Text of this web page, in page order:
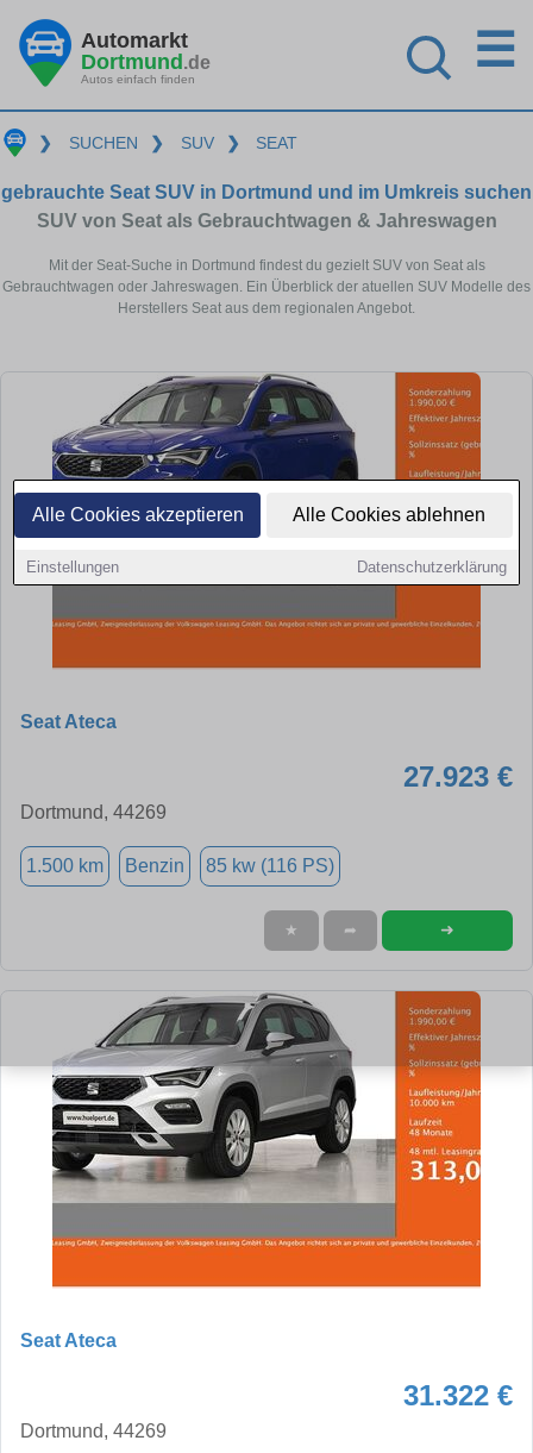
Alle Cookies akzeptieren Alle Cookies ablehnen
Einstellungen Datenschutzerklärung
Automarkt
Dortmund.de
Autos einfach finden
☰
❯ SUCHEN ❯ SUV ❯ SEAT
gebrauchte Seat SUV in Dortmund und im Umkreis suchen
SUV von Seat als Gebrauchtwagen & Jahreswagen
Mit der Seat-Suche in Dortmund findest du gezielt SUV von Seat als
Gebrauchtwagen oder Jahreswagen. Ein Überblick der atuellen SUV Modelle des
Herstellers Seat aus dem regionalen Angebot.
Seat Ateca
27.923 €
Dortmund, 44269
1.500 km Benzin 85 kw (116 PS)
★ ➦ ➜
Seat Ateca
31.322 €
Dortmund, 44269